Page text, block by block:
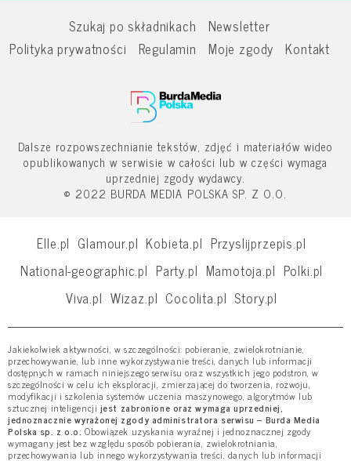
Szukaj po składnikach
Newsletter
Polityka prywatności
Regulamin Moje zgody Kontakt
Dalsze rozpowszechnianie tekstów, zdjęć i materiałów wideo
opublikowanych w serwisie w całości lub w części wymaga
uprzedniej zgody wydawcy.
© 2022 BURDA MEDIA POLSKA SP. Z O.O.
Elle.pl Glamour.pl Kobieta.pl Przyslijprzepis.pl
National-geographic.pl Party.pl Mamotoja.pl Polki.pl
Viva.pl Wizaz.pl Cocolita.pl Story.pl
Jakiekolwiek aktywności, w szczególności: pobieranie, zwielokrotnianie,
przechowywanie, lub inne wykorzystywanie treści, danych lub informacji
dostępnych w ramach niniejszego serwisu oraz wszystkich jego podstron, w
szczególności w celu ich eksploracji, zmierzającej do tworzenia, rozwoju,
modyfikacji i szkolenia systemów uczenia maszynowego, algorytmów lub
sztucznej inteligencji jest zabronione oraz wymaga uprzedniej,
jednoznacznie wyrażonej zgody administratora serwisu – Burda Media
Polska sp. z o.o. Obowiązek uzyskania wyraźnej i jednoznacznej zgody
wymagany jest bez względu sposób pobierania, zwielokrotniania,
przechowywania lub innego wykorzystywania treści, danych lub informacji